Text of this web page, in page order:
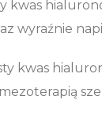
kwas
wyraźnie
kwas